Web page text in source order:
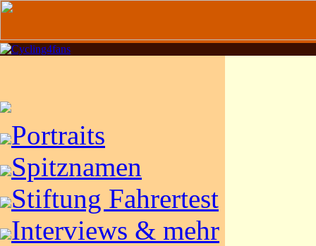
Portraits
Spitznamen
Stiftung Fahrertest
Interviews & mehr